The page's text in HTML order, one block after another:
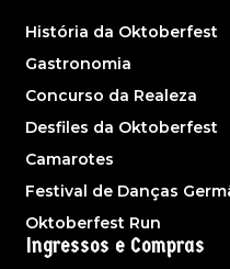
História da Oktoberfest
Gastronomia
Concurso da Realeza
Desfiles da Oktoberfest
Camarotes
Festival de Danças
Oktoberfest Run
Ingressos e Compras